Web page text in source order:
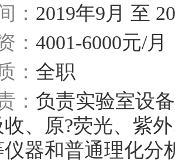
： 2019年9月 至
： 4001-6000元/月
： 全职
： 负责实验室设
、原?荧光、紫
仪器和普通理化分